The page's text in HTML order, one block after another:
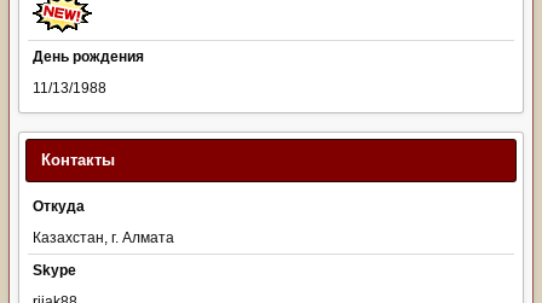
День рождения
11/13/1988
Контакты
Откуда
Казахстан, г. Алмата
Skype